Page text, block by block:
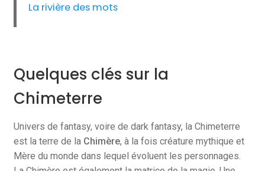
La rivière des mots
Quelques clés sur la
Chimeterre
Univers de fantasy, voire de dark fantasy, la Chimeterre
est la terre de la Chimère, à la fois créature mythique et
Mère du monde dans lequel évoluent les personnages.